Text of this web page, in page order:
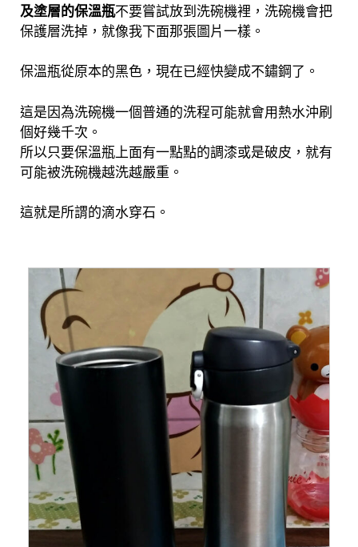
及塗層的保溫瓶不要嘗試放到洗碗機裡，洗碗機會把
保護層洗掉，就像我下面那張圖片一樣。
保溫瓶從原本的黑色，現在已經快變成不鏽鋼了。
這是因為洗碗機一個普通的洗程可能就會用熱水沖刷
個好幾千次。
所以只要保溫瓶上面有一點點的調漆或是破皮，就有
可能被洗碗機越洗越嚴重。
這就是所謂的滴水穿石。